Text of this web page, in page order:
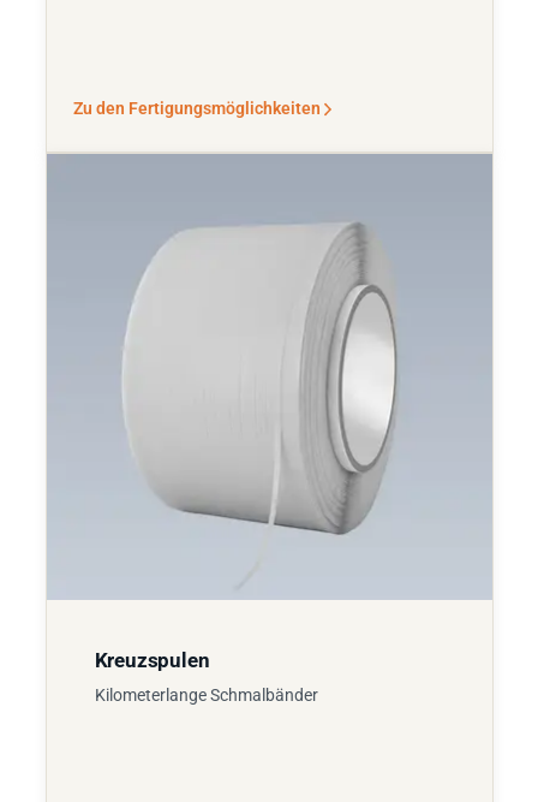
Zu den Fertigungsmöglichkeiten
Kreuzspulen
Kilometerlange Schmalbänder